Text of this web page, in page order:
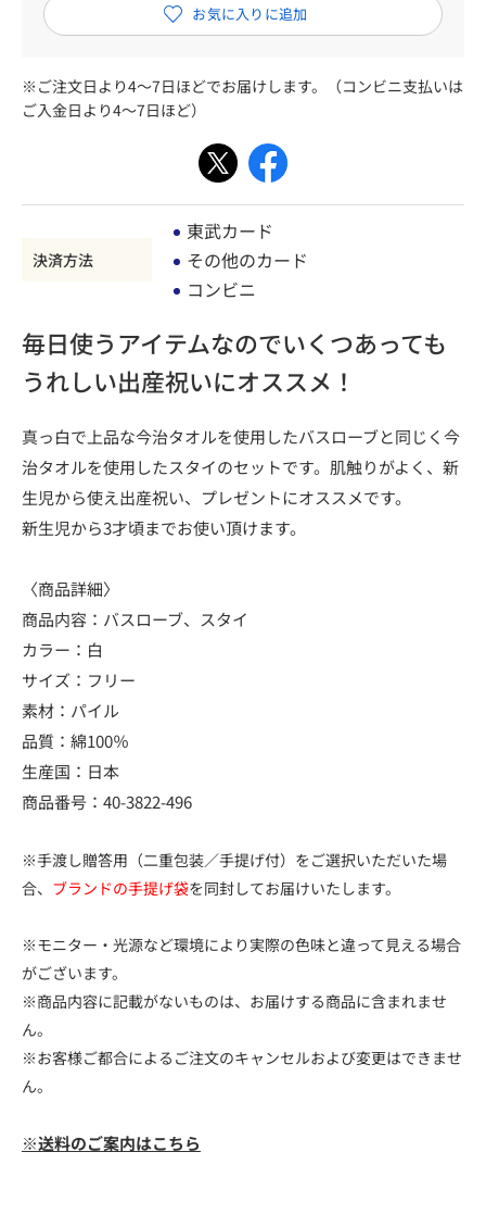
※ご注文日より4～7日ほどでお届けします。（コンビニ支払いは
ご入金日より4～7日ほど）
決済方法
東武カード
その他のカード
コンビニ
毎日使うアイテムなのでいくつあっても
うれしい出産祝いにオススメ！
真っ白で上品な今治タオルを使用したバスローブと同じく今
治タオルを使用したスタイのセットです。肌触りがよく、新
生児から使え出産祝い、プレゼントにオススメです。
新生児から3才頃までお使い頂けます。
〈商品詳細〉
商品内容：バスローブ、スタイ
カラー：白
サイズ：フリー
素材：パイル
品質：綿100％
生産国：日本
商品番号：40-3822-496
※手渡し贈答用（二重包装／手提げ付）をご選択いただいた場
合、 ブランドの手提げ袋を同封してお届けいたします。
※モニター・光源など環境により実際の色味と違って見える場合
がございます。
※商品内容に記載がないものは、お届けする商品に含まれませ
ん。
※お客様ご都合によるご注文のキャンセルおよび変更はできませ
ん。
※送料のご案内はこちら